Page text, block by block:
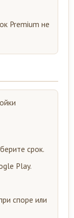
Premium не
срок.
Play.
споре или